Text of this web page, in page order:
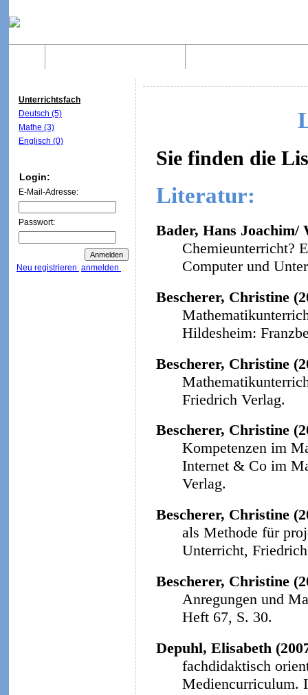
Unterrichtsfach
Deutsch (5)
Mathe (3)
Englisch (0)
Login:
E-Mail-Adresse:
Passwort:
Neu registrieren anmelden
Sie finden die
Literatur:
Bader, Hans Joachim/
Chemieunterricht?
Computer und
Bescherer, Christine
Hildesheim:
Bescherer, Christine
Friedrich Verlag.
Bescherer, Christine
Kompetenzen im
Internet & Co im
Verlag.
Bescherer, Christine
als Methode für
Unterricht,
Bescherer, Christine
Anregungen und
Heft 67, S. 30.
Depuhl, Elisabeth
fachdidaktisch
Mediencurriculum.